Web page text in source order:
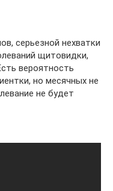
серьезной нехватки
щитовидки,
вероятность
но месячных не
не будет